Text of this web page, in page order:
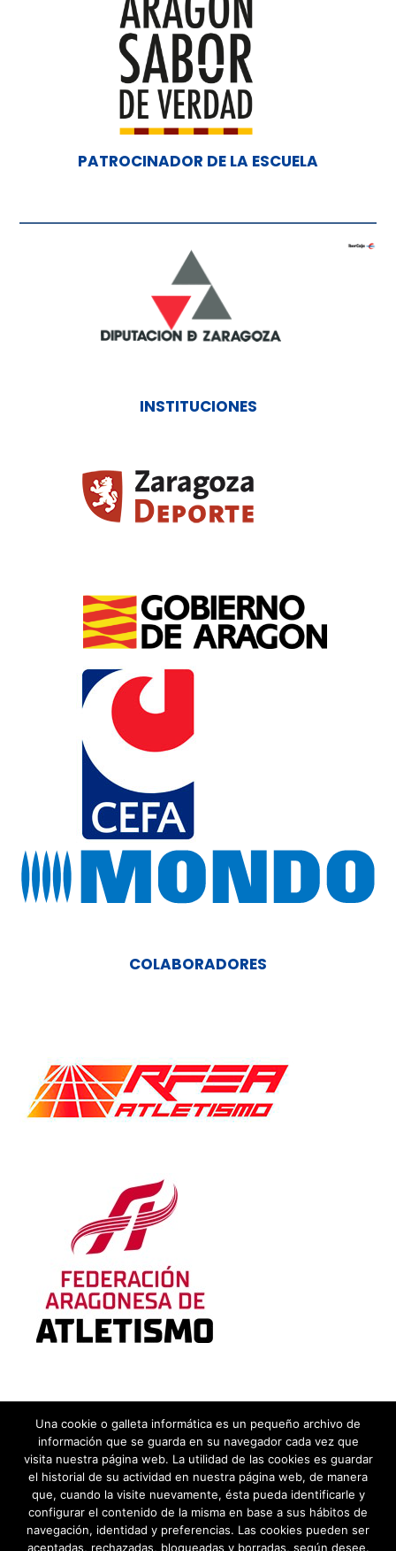
PATROCINADOR DE LA ESCUELA
INSTITUCIONES
COLABORADORES
Política de Privacidad
Una cookie o galleta informática es un pequeño archivo de
información que se guarda en su navegador cada vez que
visita nuestra página web. La utilidad de las cookies es guardar
el historial de su actividad en nuestra página web, de manera
que, cuando la visite nuevamente, ésta pueda identificarle y
configurar el contenido de la misma en base a sus hábitos de
navegación, identidad y preferencias. Las cookies pueden ser
aceptadas, rechazadas, bloqueadas y borradas, según desee.